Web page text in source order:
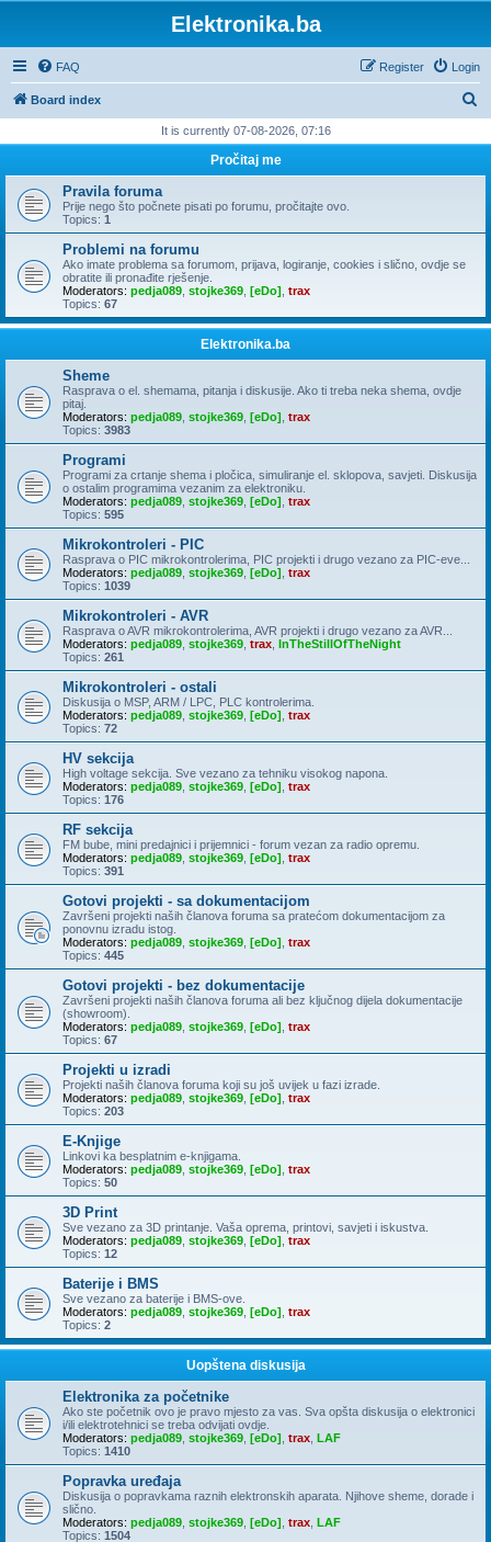
Elektronika.ba
FAQ Login
Register
Board index
r
h
It is currently 07-08-2026, 07:16
Pročitaj me
Pravila foruma
Prije nego što počnete pisati po forumu, pročitajte ovo.
Topics: 1
Problemi na forumu
Ako imate problema sa forumom, prijava, logiranje, cookies i slično, ovdje se
obratite ili pronađite rješenje.
Moderators: pedja089 stojke369 [eDo] trax
Topics: 67
Elektronika.ba
Sheme
Rasprava o el. shemama, pitanja i diskusije. Ako ti treba neka shema, ovdje
pitaj.
Moderators: pedja089 stojke369 [eDo] trax
Topics: 3983
Programi
Programi za crtanje shema i pločica, simuliranje el. sklopova, savjeti. Diskusija
o ostalim programima vezanim za elektroniku.
Moderators: pedja089 stojke369 [eDo] trax
Topics: 595
Mikrokontroleri - PIC
Rasprava o PIC mikrokontrolerima, PIC projekti i drugo vezano za PIC-eve...
Moderators: pedja089 stojke369 [eDo] trax
Topics: 1039
Mikrokontroleri - AVR
Rasprava o AVR mikrokontrolerima, AVR projekti i drugo vezano za AVR...
Moderators: pedja089 stojke369 trax InTheStillOfTheNight
Topics: 261
Mikrokontroleri - ostali
Diskusija o MSP, ARM / LPC, PLC kontrolerima.
Moderators: pedja089 stojke369 [eDo] trax
Topics: 72
HV sekcija
High voltage sekcija. Sve vezano za tehniku visokog napona.
Moderators: pedja089 stojke369 [eDo] trax
Topics: 176
RF sekcija
FM bube, mini predajnici i prijemnici - forum vezan za radio opremu.
Moderators: pedja089 stojke369 [eDo] trax
Topics: 391
Gotovi projekti - sa dokumentacijom
Završeni projekti naših članova foruma sa pratećom dokumentacijom za
ponovnu izradu istog.
Moderators: pedja089 stojke369 [eDo] trax
Topics: 445
Gotovi projekti - bez dokumentacije
Završeni projekti naših članova foruma ali bez ključnog dijela dokumentacije
(showroom).
Moderators: pedja089 stojke369 [eDo] trax
Topics: 67
Projekti u izradi
Projekti naših članova foruma koji su još uvijek u fazi izrade.
Moderators: pedja089 stojke369 [eDo] trax
Topics: 203
E-Knjige
Linkovi ka besplatnim e-knjigama.
Moderators: pedja089 stojke369 [eDo] trax
Topics: 50
3D Print
Sve vezano za 3D printanje. Vaša oprema, printovi, savjeti i iskustva.
Moderators: pedja089 stojke369 [eDo] trax
Topics: 12
Baterije i BMS
Sve vezano za baterije i BMS-ove.
Moderators: pedja089 stojke369 [eDo] trax
Topics: 2
Uopštena diskusija
Elektronika za početnike
Ako ste početnik ovo je pravo mjesto za vas. Sva opšta diskusija o elektronici
i/ili elektrotehnici se treba odvijati ovdje.
Moderators: pedja089 stojke369 [eDo] trax LAF
Topics: 1410
Popravka uređaja
Diskusija o popravkama raznih elektronskih aparata. Njihove sheme, dorade i
slično.
Moderators: pedja089 stojke369 [eDo] trax LAF
Topics: 1504